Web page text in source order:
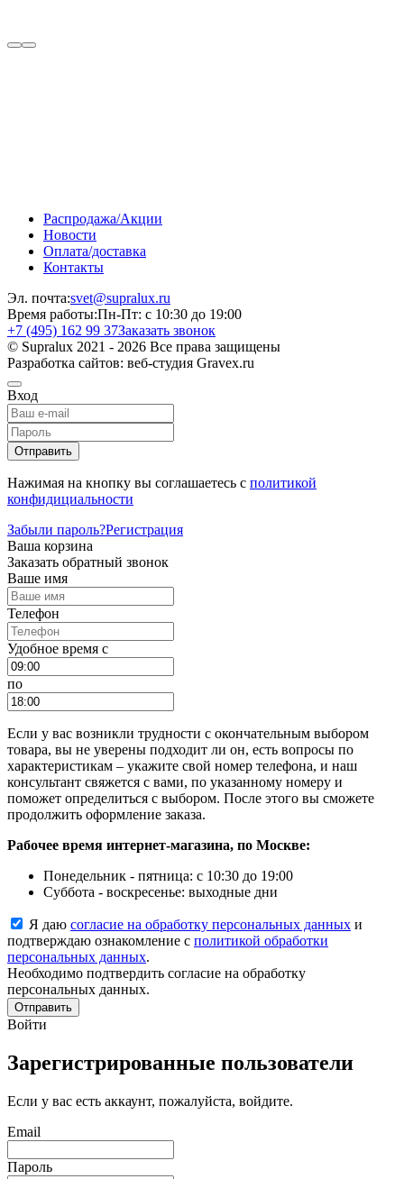
Распродажа/Акции
Новости
Оплата/доставка
Контакты
Эл. почта:svet@supralux.ru
Время работы:Пн-Пт: с 10:30 до 19:00
+7 (495) 162 99 37Заказать звонок
© Supralux 2021 - 2026 Все права защищены
Разработка сайтов: веб-студия Gravex.ru
Вход
Отправить
Нажимая на кнопку вы соглашаетесь с политикой
конфидициальности
Забыли пароль?Регистрация
Ваша корзина
Заказать обратный звонок
Ваше имя
Телефон
Удобное время c
по
Если у вас возникли трудности с окончательным выбором
товара, вы не уверены подходит ли он, есть вопросы по
характеристикам – укажите свой номер телефона, и наш
консультант свяжется с вами, по указанному номеру и
поможет определиться с выбором. После этого вы сможете
продолжить оформление заказа.
Рабочее время интернет-магазина, по Москве:
Понедельник - пятница: с 10:30 до 19:00
Суббота - воскресенье: выходные дни
Я даю согласие на обработку персональных данных и
подтверждаю ознакомление с политикой обработки
персональных данных.
Необходимо подтвердить согласие на обработку
персональных данных.
Отправить
Войти
Зарегистрированные пользователи
Если у вас есть аккаунт, пожалуйста, войдите.
Email
Пароль